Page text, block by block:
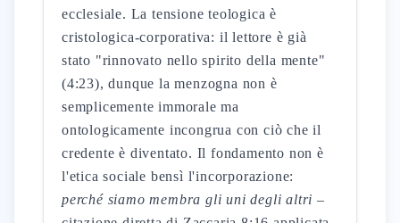
ecclesiale. La tensione teologica è
cristologica-corporativa: il lettore è già
stato "rinnovato nello spirito della mente"
(4:23), dunque la menzogna non è
semplicemente immorale ma
ontologicamente incongrua con ciò che il
credente è diventato. Il fondamento non è
l'etica sociale bensì l'incorporazione:
perché siamo membra gli uni degli altri –